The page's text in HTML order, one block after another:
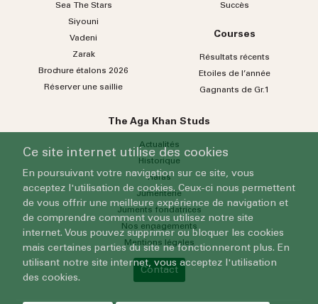
Sea TheStars
Siyouni
Vadeni
Zarak
Brochure étalons 2026
Réserver une saillie
Succès
Courses
Résultats récents
Etoiles de l’année
Gagnants de Gr.1
The Aga Khan Studs
Actualités
Historique
Haras
Jumenterie
Juments fondatrices
Nos engagements
Mentions légales
Contact
Ce site internet utilise des cookies
En poursuivant votre navigation sur ce site, vous
acceptez l'utilisation de cookies. Ceux-ci nous permettent
de vous offrir une meilleure expérience de navigation et
de comprendre comment vous utilisez notre site
internet. Vous pouvez supprimer ou bloquer les cookies
mais certaines parties du site ne fonctionneront plus. En
utilisant notre site internet, vous acceptez l'utilisation
des cookies.